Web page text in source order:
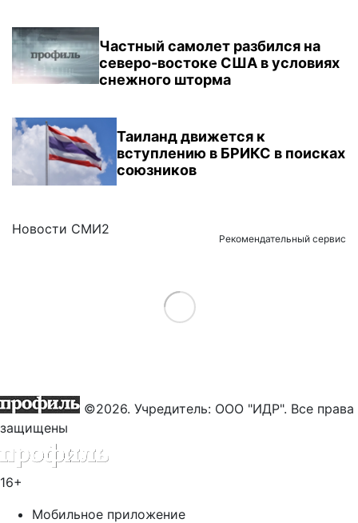
Частный самолет разбился на
северо-востоке США в условиях
снежного шторма
Таиланд движется к
вступлению в БРИКС в поисках
союзников
Новости СМИ2
Рекомендательный сервис
Load More
©2026. Учредитель: ООО "ИДР". Все права
защищены
16+
Мобильное приложение